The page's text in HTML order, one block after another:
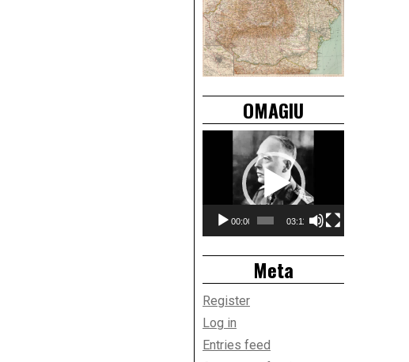
OMAGIU
Video
Player
00:00 03:11
Meta
Register
Log in
Entries feed